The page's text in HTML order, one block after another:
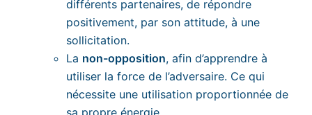
différents partenaires, de répondre
positivement, par son attitude, à une
sollicitation.
La non-opposition, afin d’apprendre à
utiliser la force de l’adversaire. Ce qui
nécessite une utilisation proportionnée de
sa propre énergie.